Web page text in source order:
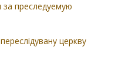
преследуемую
церкву